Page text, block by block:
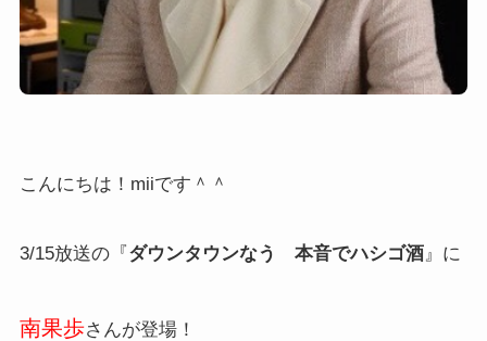
こんにちは！miiです＾＾
3/15放送の『 ダウンタウンなう 本音でハシゴ酒』に
南果歩さんが登場！